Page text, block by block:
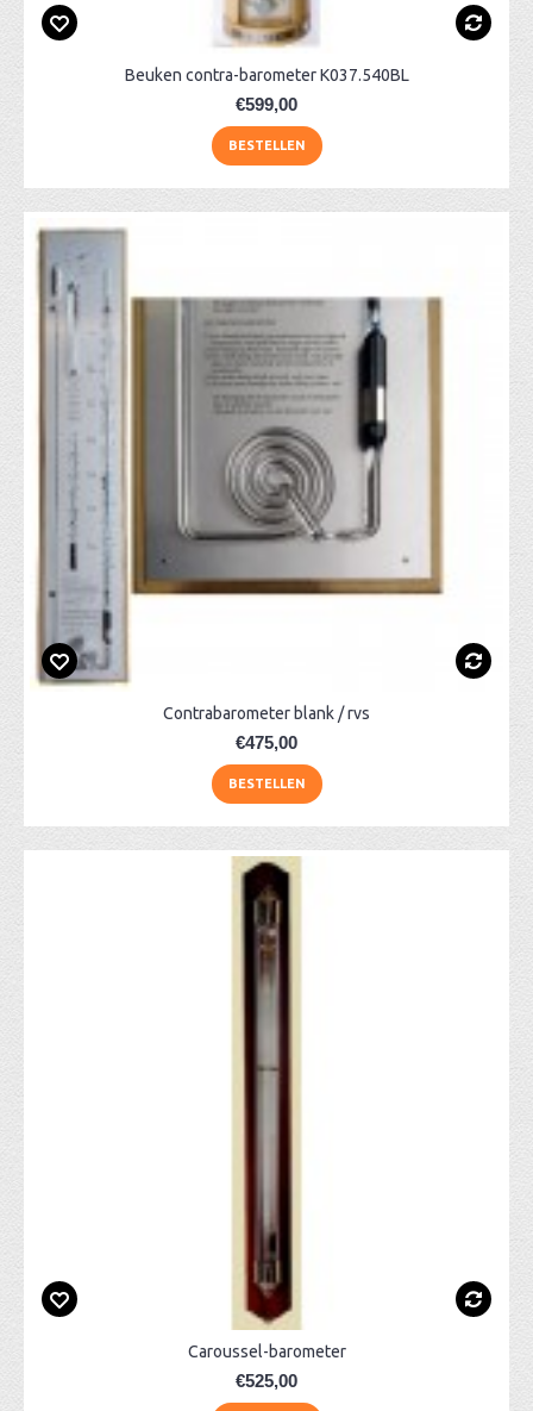
Beuken contra-barometer K037.540BL
€599,00
BESTELLEN
Contrabarometer blank / rvs
€475,00
BESTELLEN
Caroussel-barometer
€525,00